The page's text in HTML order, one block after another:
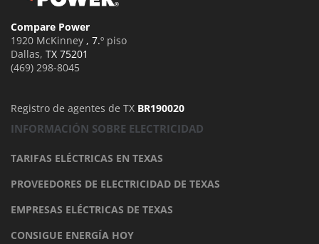
Compare Power
1920 McKinney , 7.º piso
Dallas, TX 75201
(469) 298-8045
Registro de agentes de TX BR190020
INFORMACIÓN SOBRE ELECTRICIDAD
TARIFAS ELÉCTRICAS EN TEXAS
PROVEEDORES DE ELECTRICIDAD DE TEXAS
EMPRESAS ELÉCTRICAS DE TEXAS
CONSIGUE ENERGÍA HOY